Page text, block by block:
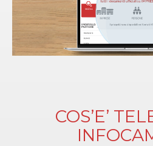
COS’E’